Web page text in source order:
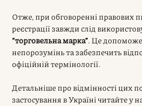
Отже, при обговоренні правових
реєстрації завжди слід
“торговельна марка”. Це
непорозумінь та забезпечить
офіційній термінології.
Детальніше про відмінності цих
застосування в Україні читайте у